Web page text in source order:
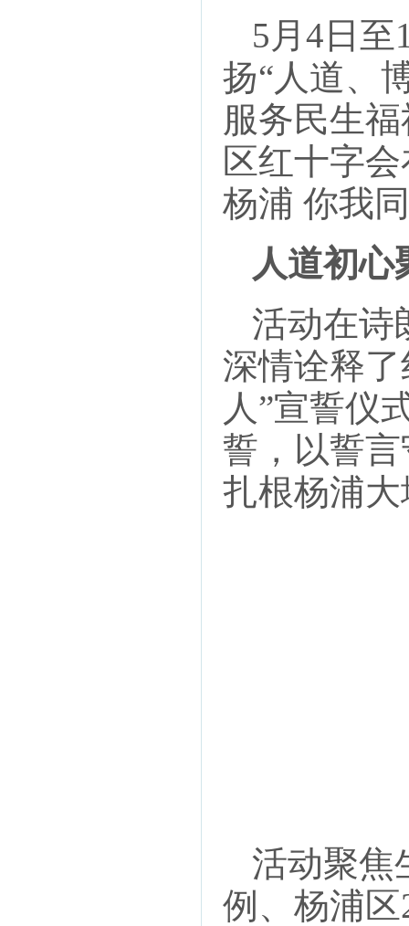
5月4日
扬“人道、
服务民生
区红十字
杨浦 你我
人道初心
活动在诗
深情诠释
人”宣誓仪
誓，以誓
扎根杨浦
活动聚焦
例、杨浦